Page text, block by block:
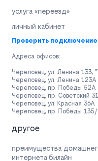
услуга «переезд»
личный кабинет
Проверить
Адреса офисов:
Череповец, ул. Ленина 133,
Череповец, ул. Ленина 123А
Череповец, пр. Победы 52А
Череповец, пр. Советский 31
Череповец, ул. Красная 36А
Череповец, пр. Победы 135/
другое
преимущества
интернета билайн